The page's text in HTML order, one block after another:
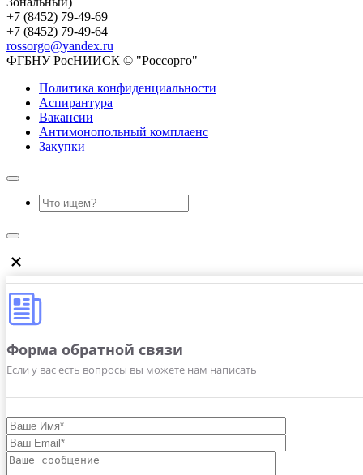
+7 (8452) 79-49-69
+7 (8452) 79-49-64
rossorgo@yandex.ru
ФГБНУ РосНИИСК © "Россорго"
Политика конфиденциальности
Аспирантура
Вакансии
Антимонопольный комплаенс
Закупки
Форма обратной связи
Если у вас есть вопросы вы можете нам написать